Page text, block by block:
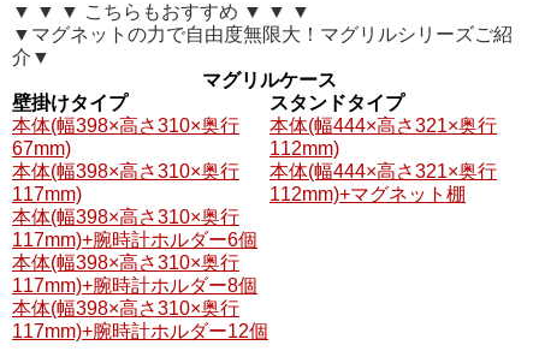
▼ ▼ ▼ こちらもおすすめ ▼ ▼ ▼
▼マグネットの力で自由度無限大！マグリルシリーズご紹
介▼
マグリルケース
壁掛けタイプ
スタンドタイプ
本体(幅398×高さ310×奥行
67mm)
本体(幅444×高さ321×奥行
112mm)
本体(幅398×高さ310×奥行
117mm)
本体(幅444×高さ321×奥行
112mm)+マグネット棚
本体(幅398×高さ310×奥行
117mm)+腕時計ホルダー6個
本体(幅398×高さ310×奥行
117mm)+腕時計ホルダー8個
本体(幅398×高さ310×奥行
117mm)+腕時計ホルダー12個